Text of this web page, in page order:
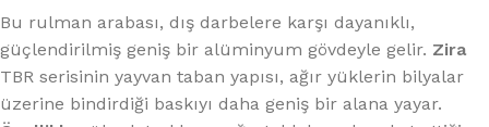
Bu rulman arabası, dış darbelere karşı dayanıklı,
güçlendirilmiş geniş bir alüminyum gövdeyle gelir. Zira
TBR serisinin yayvan taban yapısı, ağır yüklerin bilyalar
üzerine bindirdiği baskıyı daha geniş bir alana yayar.